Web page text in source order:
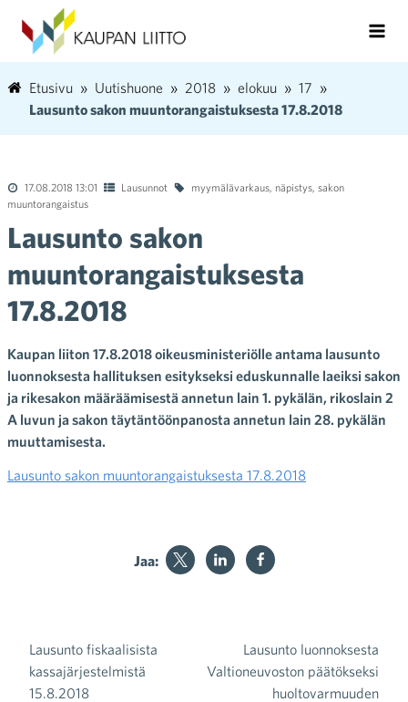
Etusivu Uutishuone 2018 elokuu
17
Lausunto sakon muuntorangaistuksesta 17.8.2018
17.08.2018 13:01 Lausunnot myymälävarkaus, näpistys, sakon
muuntorangaistus
Lausunto sakon
muuntorangaistuksesta
17.8.2018
Kaupan liiton 17.8.2018 oikeusministeriölle antama lausunto
luonnoksesta hallituksen esitykseksi eduskunnalle laeiksi sakon
ja rikesakon määräämisestä annetun lain 1. pykälän, rikoslain 2
A luvun ja sakon täytäntöönpanosta annetun lain 28. pykälän
muuttamisesta.
Lausunto sakon muuntorangaistuksesta 17.8.2018
Jaa:
Artikkelien selaus
Lausunto fiskaalisista
kassajärjestelmistä
15.8.2018
Lausunto luonnoksesta
Valtioneuvoston päätökseksi
huoltovarmuuden